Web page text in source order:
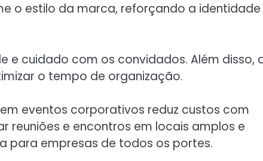
o estilo da marca, reforçando a identidade
e cuidado com os convidados. Além disso,
o tempo de organização.
eventos corporativos reduz custos com
reuniões e encontros em locais amplos e
para empresas de todos os portes.